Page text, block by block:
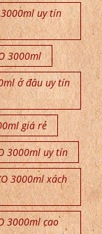
uy tín
3000ml
ở đâu uy tín
giá rẻ
3000ml uy tín
3000ml xách
3000ml cao